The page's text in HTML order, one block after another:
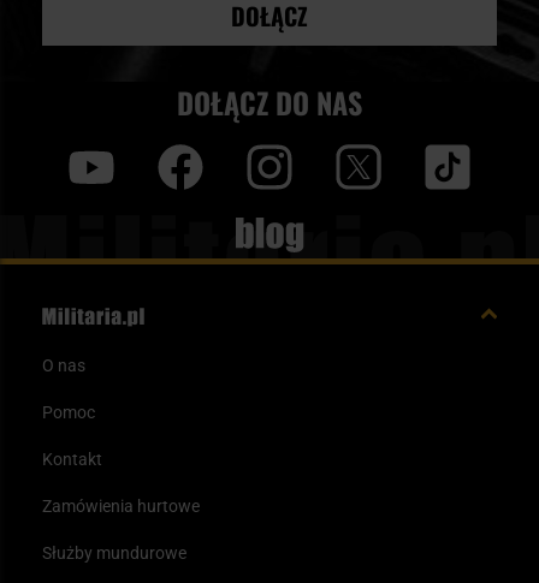
DOŁĄCZ
DOŁĄCZ DO NAS
Blog
O nas
Pomoc
Kontakt
Zamówienia hurtowe
Służby mundurowe